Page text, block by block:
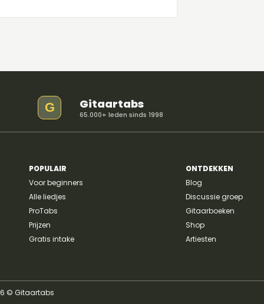
G Gitaartabs
65.000+ leden sinds 1998
POPULAIR
Voor beginners
Alle liedjes
ProTabs
Prijzen
Gratis intake
ONTDEKKEN
Blog
Discussie groep
Gitaarboeken
Shop
Artiesten
© Gitaartabs